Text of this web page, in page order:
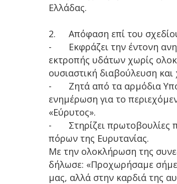
Ελλάδας.
2.
Απόφαση επί του
-
Εκφράζει την έντονη
εκτροπής υδάτων χωρίς
ουσιαστική διαβούλευση
-
Ζητά από τα αρμόδια
ενημέρωση για το
«Εύρυτος».
-
Στηρίζει
πόρων της Ευρυτανίας.
Με την ολοκλήρωση της
δήλωσε: «Προχωρήσαμε
μας, αλλά στην καρδιά της